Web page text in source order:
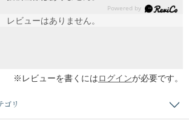
レビューはありません。
※レビューを書くにはログインが必要です。
ゴリ